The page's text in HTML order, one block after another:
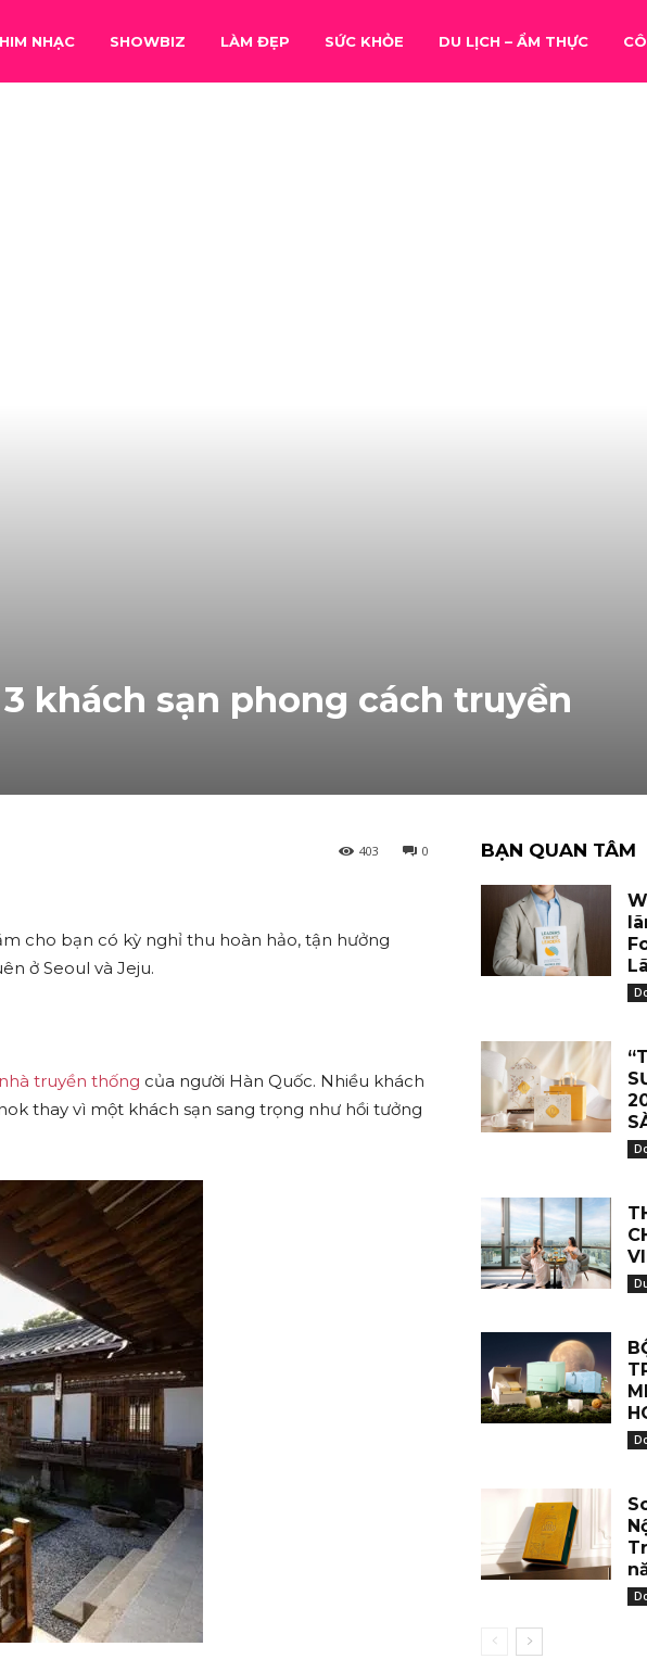
NHẠC SHOWBIZ LÀM ĐẸP SỨC KHỎE DU LỊCH – ẨM THỰC
khách sạn phong cách truyền
0
403
cho bạn có kỳ nghỉ thu hoàn hảo, tận hưởng
ở Seoul và Jeju.
truyền thống của người Hàn Quốc. Nhiều khách
thay vì một khách sạn sang trọng như hồi tưởng
BẠN QUAN TÂM